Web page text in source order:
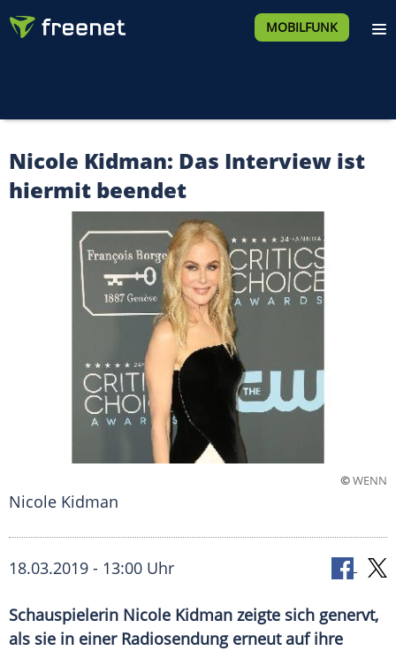
MOBILFUNK
Nicole Kidman: Das Interview ist
hiermit beendet
©WENN
Nicole Kidman
18.03.2019 - 13:00 Uhr
Schauspielerin Nicole Kidman zeigte sich genervt,
als sie in einer Radiosendung erneut auf ihre